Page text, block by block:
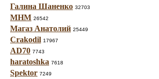
Галина Шаненко 32703
МНМ 26542
Магаз Анатолий 25449
Crakodil 17967
AD70 7743
haratoshka 7618
Spektor 7249